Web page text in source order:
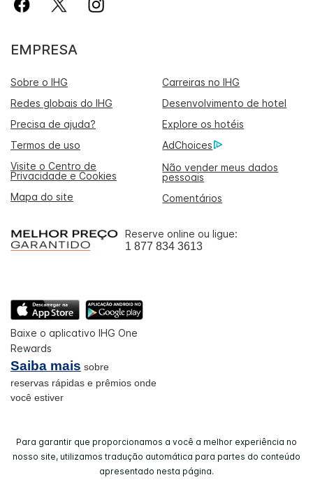
EMPRESA
Sobre o IHG
Carreiras no IHG
Redes globais do IHG
Desenvolvimento de hotel
Precisa de ajuda?
Explore os hotéis
Termos de uso
AdChoices
Visite o Centro de
Privacidade e Cookies
Não vender meus dados
pessoais
Mapa do site
Comentários
Reserve online ou ligue:
1 877 834 3613
Baixe o aplicativo IHG One
Rewards
Saiba mais sobre
reservas rápidas e prêmios onde
você estiver
Para garantir que proporcionamos a você a melhor experiência no
nosso site, utilizamos tradução automática para partes do conteúdo
apresentado nesta página.